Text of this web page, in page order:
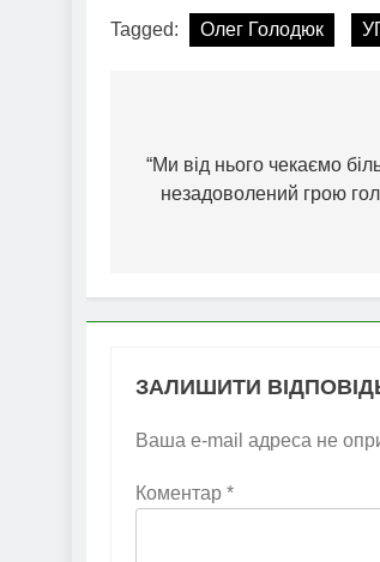
Tagged: Олег Голодюк
записів
“Ми від нього чекаємо
незадоволений грою
ЗАЛИШИТИ
Ваша e-mail адреса не
Коментар *